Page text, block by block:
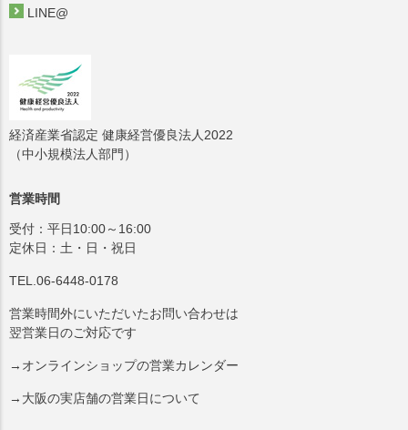
LINE@
経済産業省認定 健康経営優良法人2022
（中小規模法人部門）
営業時間
受付：平日10:00～16:00
定休日：土・日・祝日
TEL.06-6448-0178
営業時間外にいただいたお問い合わせは
翌営業日のご対応です
→オンラインショップの営業カレンダー
→大阪の実店舗の営業日について